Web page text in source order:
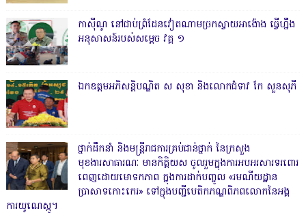
កាសុីណូ នៅជាប់ព្រំដែនវៀតណាមច្រកស្វាយអាង៉ោង ធ្វើហ្នឹង
អនុសាសន៍របស់សម្ដេច វគ្គ ១
ឯកឧត្តមអភិសន្តិបណ្ឌិត ស សុខា និងលោកជំទាវ កែ សួនសុភី
ថ្នាក់ដឹកនាំ និងមន្ត្រីរាជការគ្រប់ជាន់ថ្នាក់ នៃក្រសួង
មុខងារសាធារណៈ មានកិត្តិយស ចូលរួមក្នុងការអបអរសារទរពោរ
ពេញដោយមោទកភាព ក្នុងការដាក់បញ្ចូល «រមណីយដ្ឋាន
ប្រាសាទកោះកេរ» ទៅក្នុងបញ្ជីបេតិកភណ្ឌពិភពលោកនៃអង្គ
ការយូណេស្កូ។